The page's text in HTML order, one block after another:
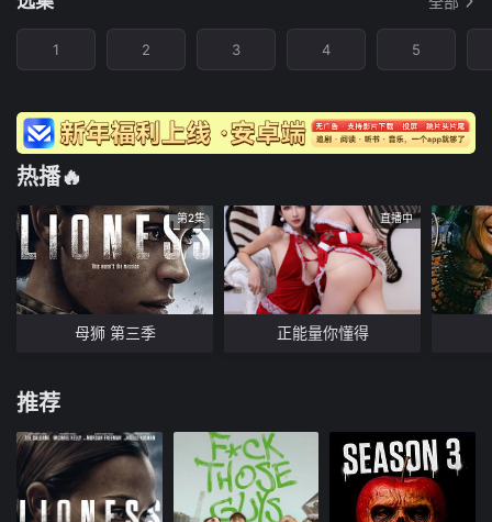
1 2 3 4 5
热播🔥
第2集
母狮 第三季
直播中
正能量你懂得
推荐